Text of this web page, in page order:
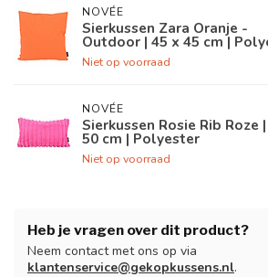
NOVÉE
Sierkussen Zara Oranje -
Outdoor | 45 x 45 cm |
Niet op voorraad
NOVÉE
Sierkussen Rosie Rib Roze
50 cm | Polyester
Niet op voorraad
Heb je vragen over dit product?
Neem contact met ons op via
klantenservice@gekopkussens.nl.